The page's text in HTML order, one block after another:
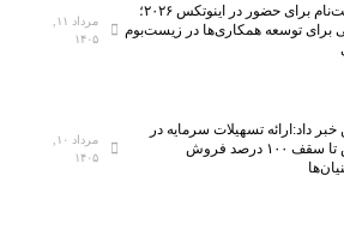
آغاز ثبت‌نام برای حضور در اینوتکس ۲۰۲۶؛
برای توسعه همکاری‌ها در زیست‌بوم
۱۴۰۵
داد:ارائه تسهیلات سرمایه در
گردش تا سقف ۱۰۰ درصد فروش
۱۴۰۵